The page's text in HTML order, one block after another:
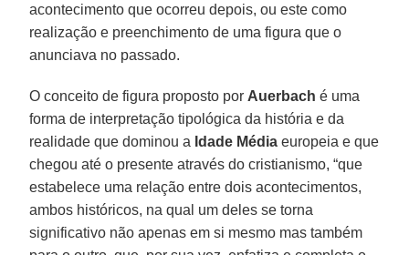
acontecimento que ocorreu depois, ou este como
realização e preenchimento de uma figura que o
anunciava no passado.
O conceito de figura proposto por Auerbach é uma
forma de interpretação tipológica da história e da
realidade que dominou a Idade Média europeia e que
chegou até o presente através do cristianismo, “que
estabelece uma relação entre dois acontecimentos,
ambos históricos, na qual um deles se torna
significativo não apenas em si mesmo mas também